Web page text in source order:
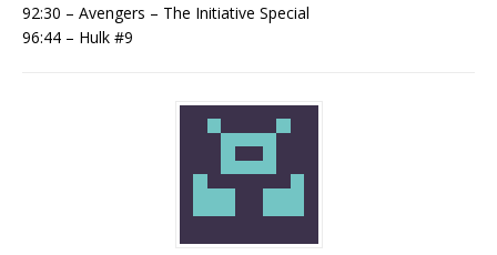
92:30 – Avengers – The Initiative Special
96:44 – Hulk #9